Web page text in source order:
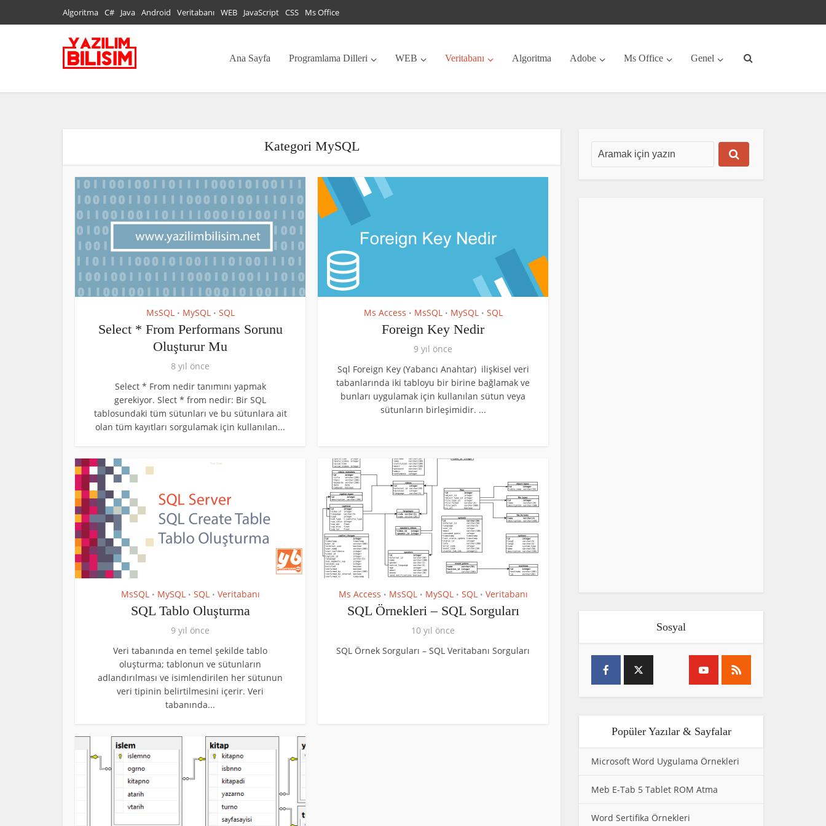
Algoritma C# Java Android Veritabanı WEB JavaScript CSS Ms Office
Ana Sayfa Programlama Dilleri WEB Veritabanı Algoritma Adobe Ms Office Genel
Kategori MySQL
MsSQL • MySQL • SQL
Select * From Performans Sorunu
Oluşturur Mu
8 yıl önce
Select * From nedir tanımını yapmak
gerekiyor. Slect * from nedir: Bir SQL
tablosundaki tüm sütunları ve bu sütunlara ait
olan tüm kayıtları sorgulamak için kullanılan...
Ms Access • MsSQL • MySQL • SQL
Foreign Key Nedir
9 yıl önce
Sql Foreign Key (Yabancı Anahtar) ilişkisel veri
tabanlarında iki tabloyu bir birine bağlamak ve
bunları uygulamak için kullanılan sütun veya
sütunların birleşimidir. ...
MsSQL • MySQL • SQL • Veritabanı
SQL Tablo Oluşturma
9 yıl önce
Veri tabanında en temel şekilde tablo
oluşturma; tablonun ve sütunların
adlandırılması ve isimlendirilen her sütunun
veri tipinin belirtilmesini içerir. Veri
tabanında...
Ms Access • MsSQL • MySQL • SQL • Veritabanı
SQL Örnekleri – SQL Sorguları
10 yıl önce
SQL Örnek Sorguları – SQL Veritabanı Sorguları
Sosyal
Popüler Yazılar & Sayfalar
Microsoft Word Uygulama Örnekleri
Meb E-Tab 5 Tablet ROM Atma
Word Sertifika Örnekleri